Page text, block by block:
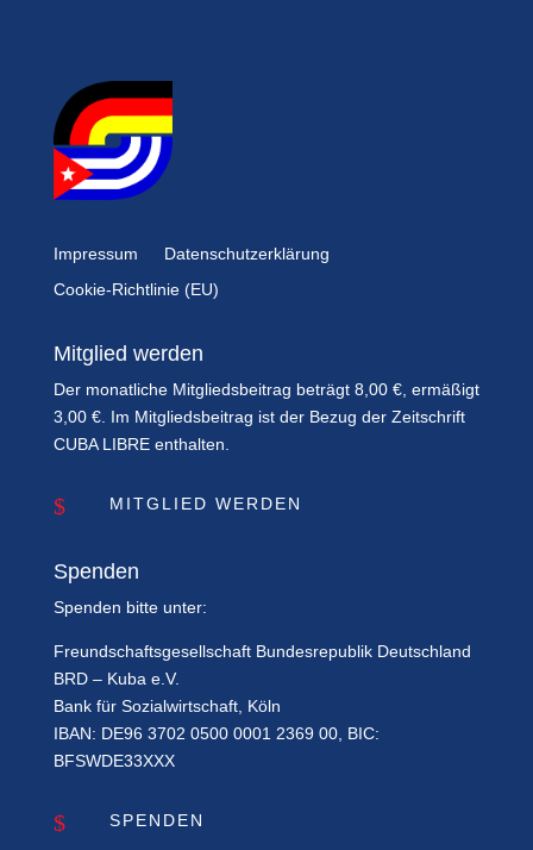
Impressum
Datenschutzerklärung
Cookie-Richtlinie (EU)
Mitglied werden
Der monatliche Mitgliedsbeitrag beträgt 8,00 €, ermäßigt
3,00 €. Im Mitgliedsbeitrag ist der Bezug der Zeitschrift
CUBA LIBRE enthalten.
$ MITGLIED WERDEN
Spenden
Spenden bitte unter:
Freundschaftsgesellschaft Bundesrepublik Deutschland
BRD – Kuba e.V.
Bank für Sozialwirtschaft, Köln
IBAN: DE96 3702 0500 0001 2369 00, BIC:
BFSWDE33XXX
$ SPENDEN